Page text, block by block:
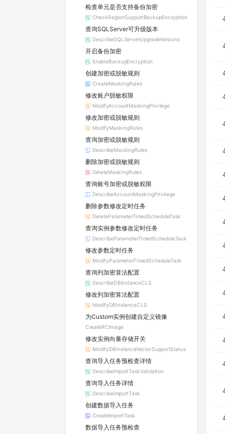
检查单元是否支持备份加密
CheckRegionSupportBackupEncryption
查询SQLServer可升级版本
DescribeSQLServerUpgradeVersions
开启备份加密
EnableBackupEncryption
创建加密或脱敏规则
CreateMaskingRules
修改账户脱敏权限
ModifyAccountMaskingPrivilege
修改加密或脱敏规则
ModifyMaskingRules
查询加密或脱敏规则
DescribeMaskingRules
删除加密或脱敏规则
DeleteMaskingRules
查询账号加密或脱敏权限
DescribeAccountMaskingPrivilege
删除参数修改定时任务
DeleteParameterTimedScheduleTask
查询实例参数修改定时任务
DescribeParameterTimedScheduleTask
修改参数定时任务
ModifyParameterTimedScheduleTask
查询列加密算法配置
DescribeDBInstanceCLS
修改列加密算法配置
ModifyDBInstanceCLS
为Custom实例创建自定义镜像
CreateRCImage
修改实例向量存储开关
ModifyDBInstanceVectorSupportStatus
查询导入任务预检查详情
DescribeImportTaskValidation
查询导入任务详情
DescribeImportTask
创建数据导入任务
CreateImportTask
数据导入任务预检查